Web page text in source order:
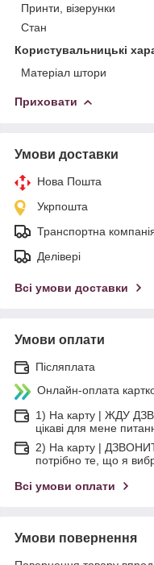
Принти, візерунки
Стан
Користувальницькі
Матеріал штори
Приховати
Умови доставки
Нова Пошта
Укрпошта
Транспортна
Делівері
Всі умови доставки
Умови оплати
Післяплата
Онлайн-оплата
1) На карту | ЖДУ
цікаві для мене
2) На карту |
потрібно те, що я
Всі умови оплати
Умови повернення